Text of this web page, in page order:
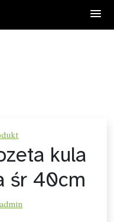
kula
śr 40cm
admin